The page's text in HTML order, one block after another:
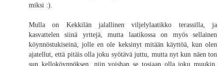
miksi :).
Mulla on Kekkilän jalallinen viljelylaatikko terassilla, ja
kasvattelen siinä yrttejä, mutta laatikossa on myös sellainen
köynnöstukiseinä, jolle en ole keksinyt mitään käyttöä, kun olen
ajatellut, että pitäis olla joku syötävä juttu, mutta nyt kun näen ton
sun kelloköynnöksen, niin voishan se tosiaan olla joku muukin.